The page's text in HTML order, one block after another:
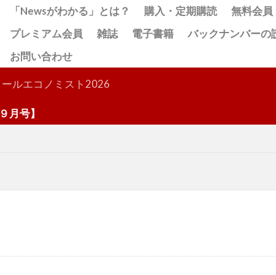
「Newsがわかる」とは？ 購入・定期購読
無料会員
プレミアム会員
雑誌 電子書籍
バックナンバーの
お問い合わせ
ルエコノミスト2026
】
検索